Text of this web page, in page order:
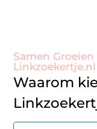
Samen
Linkzoekertje.nl
Waarom